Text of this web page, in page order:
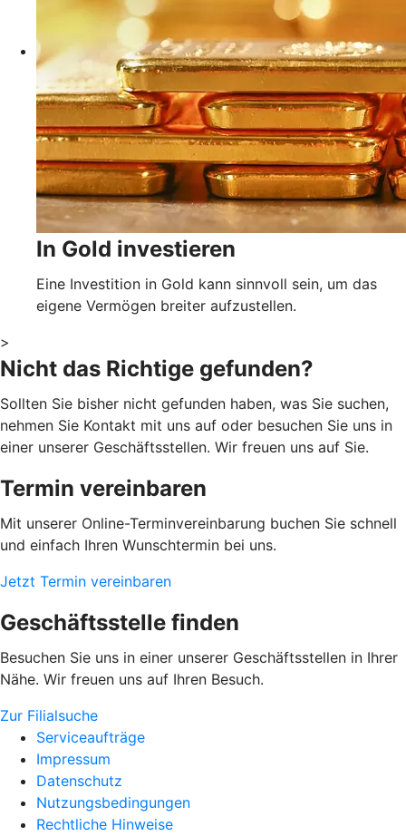
In Gold investieren
Eine Investition in Gold kann sinnvoll sein, um das
eigene Vermögen breiter aufzustellen.
>
Nicht das Richtige gefunden?
Sollten Sie bisher nicht gefunden haben, was Sie suchen,
nehmen Sie Kontakt mit uns auf oder besuchen Sie uns in
einer unserer Geschäftsstellen. Wir freuen uns auf Sie.
Termin vereinbaren
Mit unserer Online-Terminvereinbarung buchen Sie schnell
und einfach Ihren Wunschtermin bei uns.
Jetzt Termin vereinbaren
Geschäftsstelle finden
Besuchen Sie uns in einer unserer Geschäftsstellen in Ihrer
Nähe. Wir freuen uns auf Ihren Besuch.
Zur Filialsuche
Serviceaufträge
Impressum
Datenschutz
Nutzungsbedingungen
Rechtliche Hinweise